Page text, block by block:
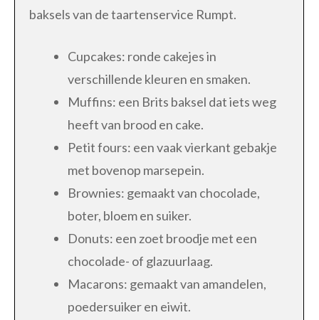
baksels van de taartenservice Rumpt.
Cupcakes: ronde cakejes in
verschillende kleuren en smaken.
Muffins: een Brits baksel dat iets weg
heeft van brood en cake.
Petit fours: een vaak vierkant gebakje
met bovenop marsepein.
Brownies: gemaakt van chocolade,
boter, bloem en suiker.
Donuts: een zoet broodje met een
chocolade- of glazuurlaag.
Macarons: gemaakt van amandelen,
poedersuiker en eiwit.